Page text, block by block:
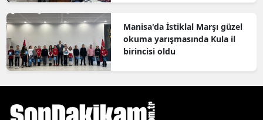
Manisa'da İstiklal Marşı güzel
okuma yarışmasında Kula il
birincisi oldu